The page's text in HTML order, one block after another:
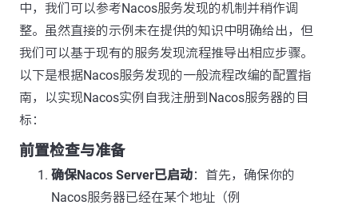
中，我们可以参考Nacos服务发现的机制并稍作调
整。虽然直接的示例未在提供的知识中明确给出，但
我们可以基于现有的服务发现流程推导出相应步骤。
以下是根据Nacos服务发现的一般流程改编的配置指
南，以实现Nacos实例自我注册到Nacos服务器的目
标：
前置检查与准备
确保Nacos Server已启动：首先，确保你的
Nacos服务器已经在某个地址（例